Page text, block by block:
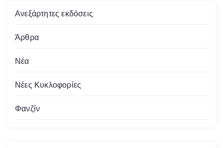
Ανεξάρτητες εκδόσεις
Άρθρα
Νέα
Νέες Κυκλοφορίες
Φανζίν